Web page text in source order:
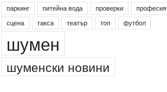
паркинг питейна вода проверки
професия
сцена
такса театър топ футбол
шумен
шуменски новини